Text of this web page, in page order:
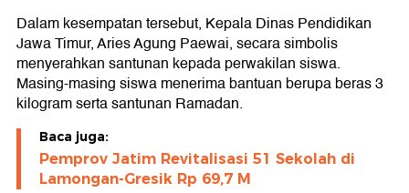
Dalam kesempatan tersebut, Kepala Dinas Pendidikan
Jawa Timur, Aries Agung Paewai, secara simbolis
menyerahkan santunan kepada perwakilan siswa.
Masing-masing siswa menerima bantuan berupa beras 3
kilogram serta santunan Ramadan.
Baca juga:
Pemprov Jatim Revitalisasi 51 Sekolah di
Lamongan-Gresik Rp 69,7 M